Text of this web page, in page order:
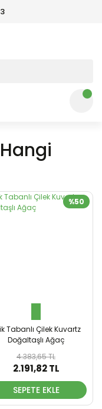
%50
Tabanlı Çilek Kuvartz
Doğaltaşlı Ağaç
4.383,65 TL
2.191,82 TL
SEPETE EKLE